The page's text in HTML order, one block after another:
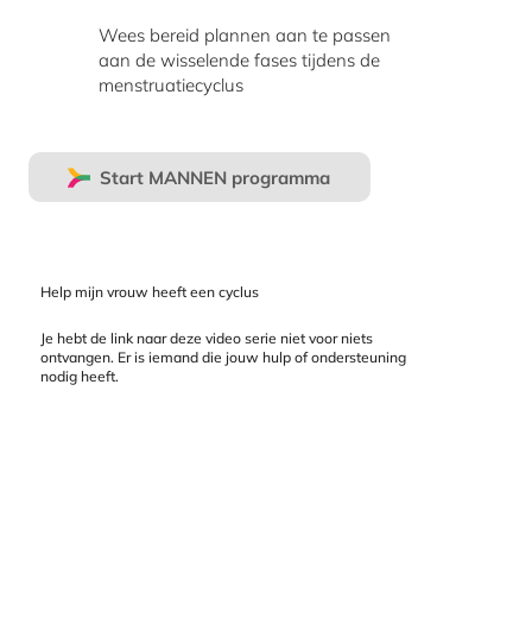
Help mijn vrouw heeft een cyclus
Je hebt de link naar deze video serie niet voor niets
ontvangen. Er is iemand die jouw hulp of ondersteuning
nodig heeft.
Start MANNEN programma
Wees bereid plannen aan te passen
aan de wisselende fases tijdens de
menstruatiecyclus